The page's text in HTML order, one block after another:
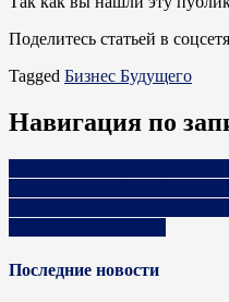
Поделитесь статьей в
Tagged Бизнес Будущего
Навигация по
Последние новости